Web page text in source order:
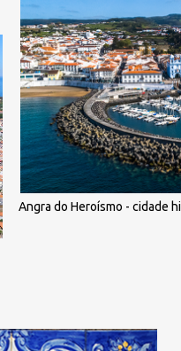
Angra do Heroísmo - cidade